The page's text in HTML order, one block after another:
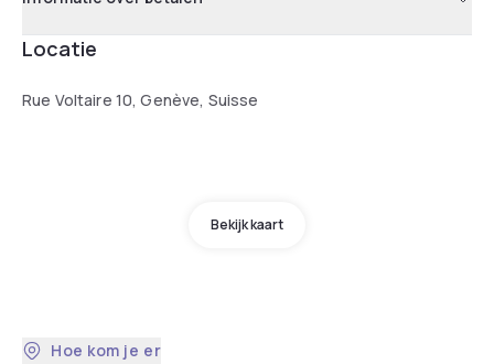
Locatie
Rue Voltaire 10, Genève, Suisse
Bekijk kaart
Hoe kom je er